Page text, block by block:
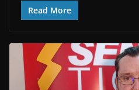
Read More